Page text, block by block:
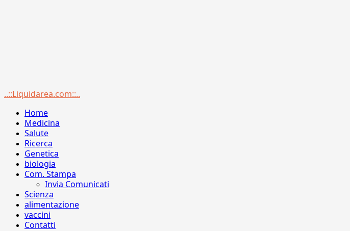
Menu
..::Liquidarea.com::..
Home
Medicina
Salute
Ricerca
Genetica
biologia
Com. Stampa
Invia Comunicati
Scienza
alimentazione
vaccini
Contatti